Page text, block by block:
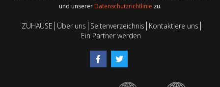
und unserer Datenschutzrichtlinie zu.
ZUHAUSE Über uns Seitenverzeichnis Kontaktiere uns
Ein Partner werden